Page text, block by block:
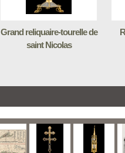
Grand reliquaire-tourelle de
saint Nicolas